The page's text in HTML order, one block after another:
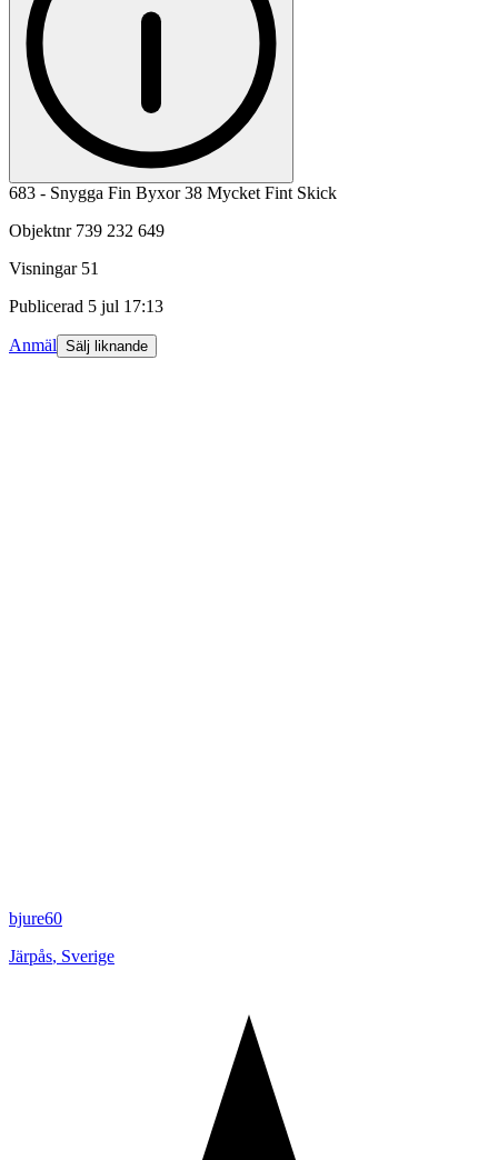
683 - Snygga Fin Byxor 38 Mycket Fint Skick
Objektnr 739 232 649
Visningar 51
Publicerad 5 jul 17:13
Anmäl Sälj liknande
bjure60
Järpås, Sverige